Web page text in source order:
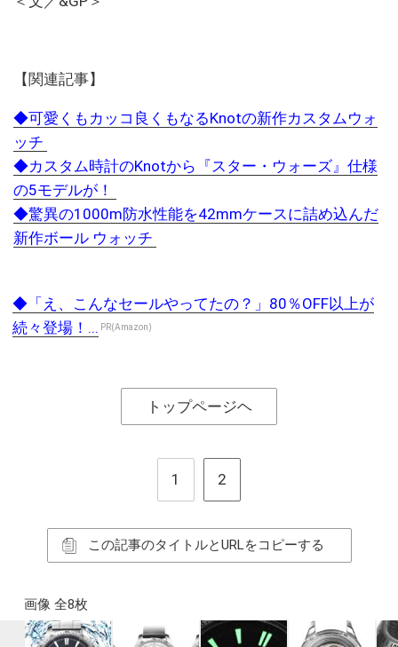
【関連記事】
◆可愛くもカッコ良くもなるKnotの新作カスタムウォ
ッチ
◆カスタム時計のKnotから『スター・ウォーズ』仕様
の5モデルが！
◆驚異の1000m防水性能を42mmケースに詰め込んだ
新作ボール ウォッチ
◆「え、こんなセールやってたの？」80％OFF以上が
続々登場！... PR(Amazon)
トップページヘ
1 2
この記事のタイトルとURLをコピーする
画像 全8枚